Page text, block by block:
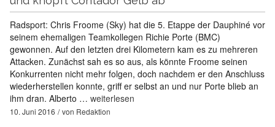
Radsport: Chris Froome (Sky) hat die 5. Etappe der Dauphiné vor
seinem ehemaligen Teamkollegen Richie Porte (BMC)
gewonnen. Auf den letzten drei Kilometern kam es zu mehreren
Attacken. Zunächst sah es so aus, als könnte Froome seinen
Konkurrenten nicht mehr folgen, doch nachdem er den Anschluss
wiederherstellen konnte, griff er selbst an und nur Porte blieb an
ihm dran. Alberto … weiterlesen
10. Juni 2016 von Redaktion